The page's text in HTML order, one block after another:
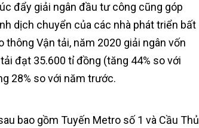
đẩy giải ngân đầu tư công cũng góp
dịch chuyển của các nhà phát triển bất
thông Vận tải, năm 2020 giải ngân vốn
đạt 35.600 tỉ đồng (tăng 44% so với
28% so với năm trước.
bao gồm Tuyến Metro số 1 và Cầu Thủ